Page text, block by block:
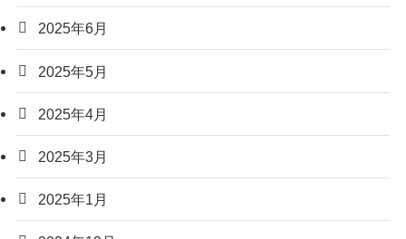
2025年6月
2025年5月
2025年4月
2025年3月
2025年1月